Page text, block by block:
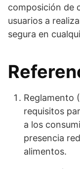
composición de
usuarios a
segura en
Reglamento
requisitos
a los
presencia
alimentos.